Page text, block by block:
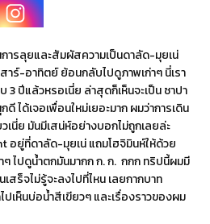
ารลุยและสัมผัสความเป็นดาลัด-มุยเน่
าร์-อาทิตย์ ย้อนกลับไปดูภาพเก่าๆ นี่เรา
3 ปีแล้วหรอเนี่ย ล่าสุดก็เห็นจะเป็น ซาปา
ได้เจอเพื่อนใหม่เยอะมาก ผมว่าการเดิน
เนี่ย มันมีเสน่ห์อย่างบอกไม่ถูกเลยล่ะ
อยู่ที่ดาลัด-มุยเน่ แถมโฮจิมินห์ให้ด้วย
ๆ ไปดูน้ำตกมันมากก ก. ก. กกก ทริปนี้ผมมี
เสร็จไม่รู้จะลงไปที่ไหน เลยกากบาท
ปเห็นบ่อน้ำสีเขียวๆ และเรื่องราวของผม